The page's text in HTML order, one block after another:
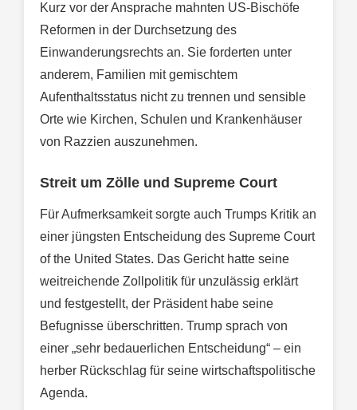
Kurz vor der Ansprache mahnten US-Bischöfe
Reformen in der Durchsetzung des
Einwanderungsrechts an. Sie forderten unter
anderem, Familien mit gemischtem
Aufenthaltsstatus nicht zu trennen und sensible
Orte wie Kirchen, Schulen und Krankenhäuser
von Razzien auszunehmen.
Streit um Zölle und Supreme Court
Für Aufmerksamkeit sorgte auch Trumps Kritik an
einer jüngsten Entscheidung des Supreme Court
of the United States. Das Gericht hatte seine
weitreichende Zollpolitik für unzulässig erklärt
und festgestellt, der Präsident habe seine
Befugnisse überschritten. Trump sprach von
einer „sehr bedauerlichen Entscheidung“ – ein
herber Rückschlag für seine wirtschaftspolitische
Agenda.